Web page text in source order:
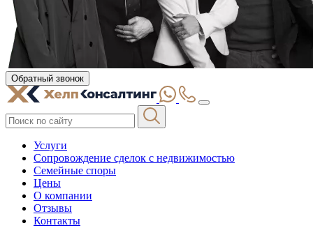
Обратный звонок
Услуги
Сопровождение сделок с недвижимостью
Семейные споры
Цены
О компании
Отзывы
Контакты